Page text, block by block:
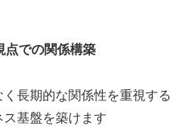
点での関係構築
く長期的な関係性を重視する
基盤を築けます